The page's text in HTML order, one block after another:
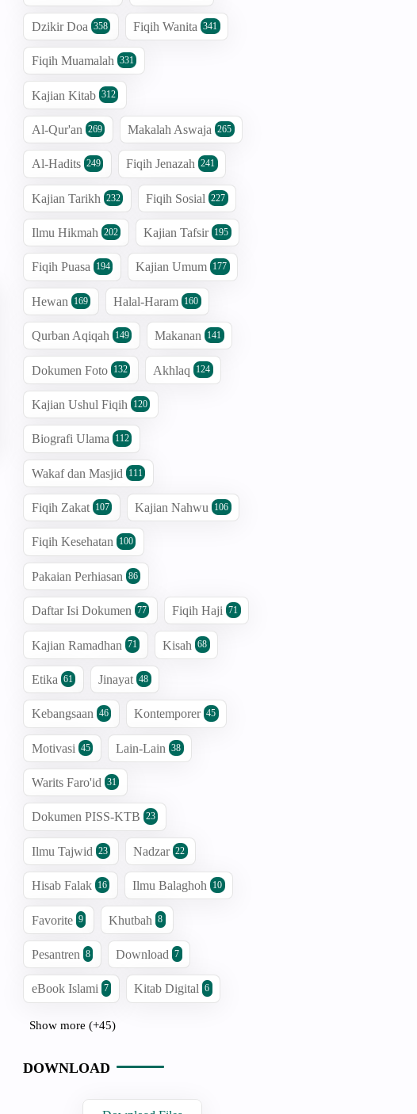
Dzikir Doa 358 Fiqih Wanita 341
Fiqih Muamalah 331
Kajian Kitab 312
Al-Qur'an 269 Makalah Aswaja 265
Al-Hadits 249 Fiqih Jenazah 241
Kajian Tarikh 232 Fiqih Sosial 227
Ilmu Hikmah 202 Kajian Tafsir 195
Fiqih Puasa 194 Kajian Umum 177
Hewan 169 Halal-Haram 160
Qurban Aqiqah 149 Makanan 141
Dokumen Foto 132 Akhlaq 124
Kajian Ushul Fiqih 120
Biografi Ulama 112
Wakaf dan Masjid 111
Fiqih Zakat 107 Kajian Nahwu 106
Fiqih Kesehatan 100
Pakaian Perhiasan 86
Daftar Isi Dokumen 77 Fiqih Haji 71
Kajian Ramadhan 71 Kisah 68
Etika 61 Jinayat 48
Kebangsaan 46 Kontemporer 45
Motivasi 45 Lain-Lain 38
Warits Faro'id 31
Dokumen PISS-KTB 23
Ilmu Tajwid 23 Nadzar 22
Hisab Falak 16 Ilmu Balaghoh 10
Favorite 9 Khutbah 8
Pesantren 8 Download 7
eBook Islami 7 Kitab Digital 6
Show more (+45)
DOWNLOAD